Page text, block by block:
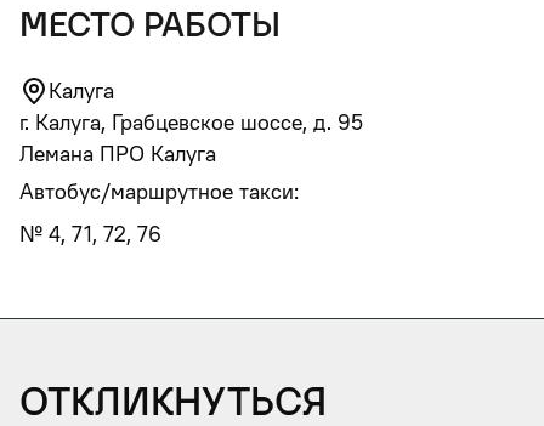
место работы
Калуга
г. Калуга, Грабцевское шоссе, д. 95
Лемана ПРО Калуга
Автобус/маршрутное такси:
№ 4, 71, 72, 76
Откликнуться